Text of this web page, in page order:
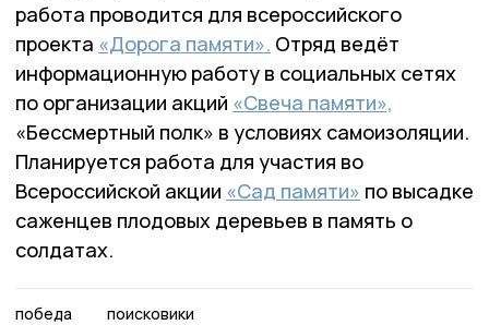
работа проводится для всероссийского
проекта «Дорога памяти». Отряд ведёт
информационную работу в социальных сетях
по организации акций «Свеча памяти»,
«Бессмертный полк» в условиях самоизоляции.
Планируется работа для участия во
Всероссийской акции «Сад памяти» по высадке
саженцев плодовых деревьев в память о
солдатах.
победа поисковики